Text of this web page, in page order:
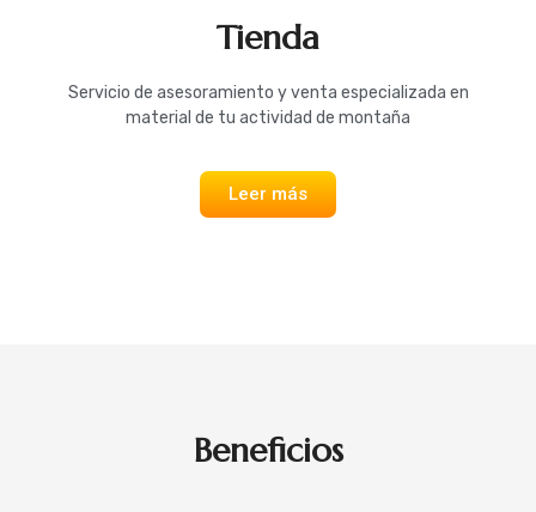
Tienda
Servicio de asesoramiento y venta especializada en
material de tu actividad de montaña
Leer más
Beneficios